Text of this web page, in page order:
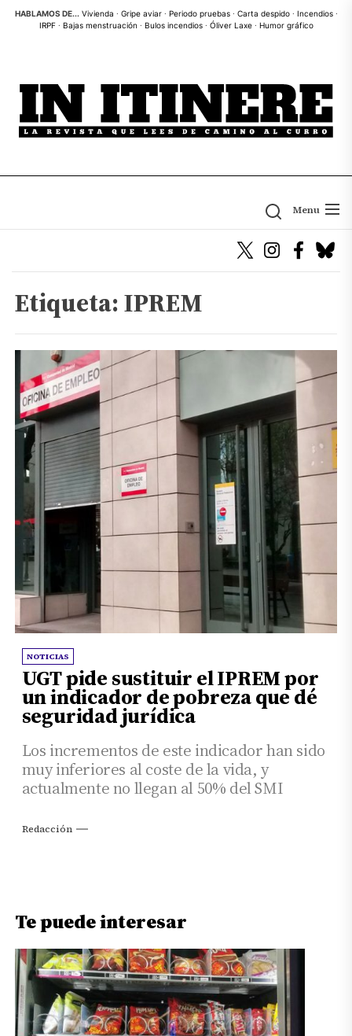
SkipHABLAMOS DE... Vivienda · Gripe aviar· Periodo pruebas· Carta despido· Incendios·
IRPF· Bajas menstruación · Bulos incendios· Óliver Laxe· Humor gráfico
Menu
Etiqueta:IPREM
NOTICIAS
UGT pide sustituir el IPREM por
un indicador de pobreza que dé
seguridad jurídica
Los incrementos de este indicador han sido
muy inferiores al coste de la vida, y
actualmente no llegan al 50% del SMI
Redacción
Te puede interesar